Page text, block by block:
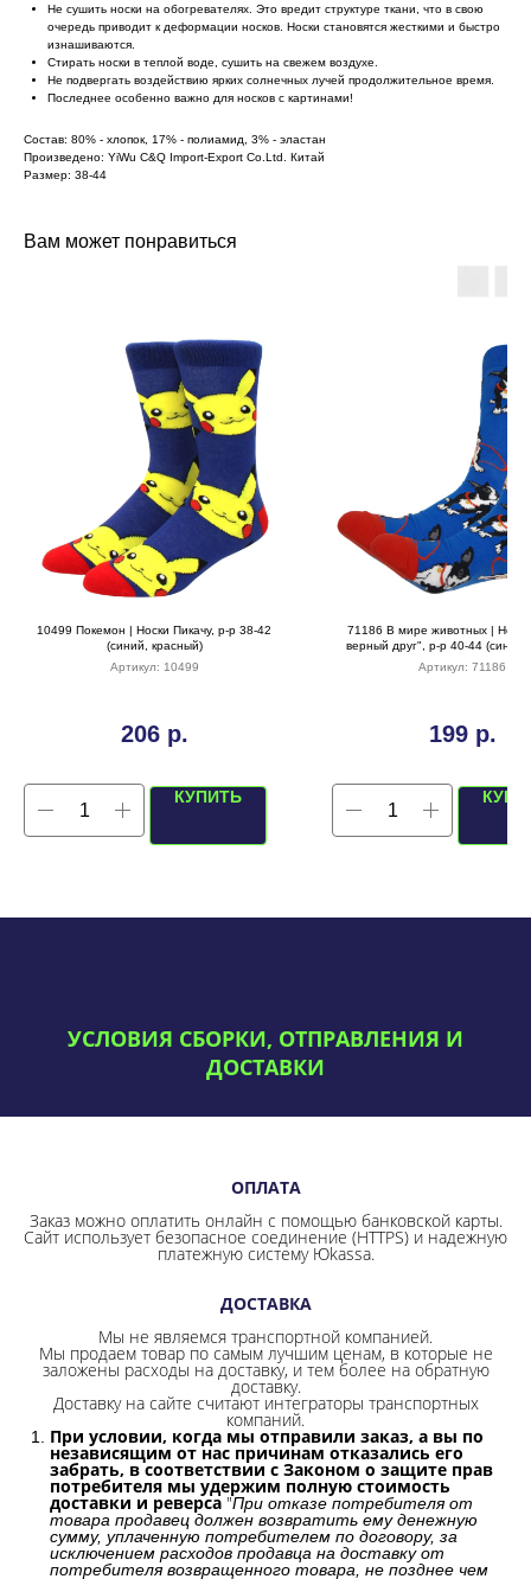
Не сушить носки на обогревателях. Это вредит структуре ткани, что в свою
очередь приводит к деформации носков. Носки становятся жесткими и быстро
изнашиваются.
Стирать носки в теплой воде, сушить на свежем воздухе.
Не подвергать воздействию ярких солнечных лучей продолжительное время.
Последнее особенно важно для носков с картинами!
Состав: 80% - хлопок, 17% - полиамид, 3% - эластан
Произведено: YiWu C&Q Import-Export Co.Ltd. Китай
Размер: 38-44
Вам может понравиться
10499 Покемон | Носки Пикачу, р-р 38-42
(синий, красный)
Артикул: 10499
206 р.
КУПИТЬ
71186 В мире животных |
верный друг", р-р 40-44 (синий/
Артикул: 71186
199 р.
УСЛОВИЯ СБОРКИ, ОТПРАВЛЕНИЯ И
ДОСТАВКИ
ОПЛАТА
Заказ можно оплатить онлайн с помощью банковской карты.
Сайт использует безопасное соединение (HTTPS) и надежную
платежную систему Юkassa.
ДОСТАВКА
Мы не являемся транспортной компанией.
Мы продаем товар по самым лучшим ценам, в которые не
заложены расходы на доставку, и тем более на обратную
доставку.
Доставку на сайте считают интеграторы транспортных
компаний.
При условии, когда мы отправили заказ, а вы по
независящим от нас причинам отказались его
забрать, в соответствии с Законом о защите прав
потребителя мы удержим полную стоимость
доставки и реверса "При отказе потребителя от
товара продавец должен возвратить ему денежную
сумму, уплаченную потребителем по договору, за
исключением расходов продавца на доставку от
потребителя возвращенного товара, не позднее чем